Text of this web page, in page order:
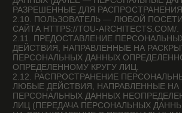
ПРОДОЛЖИТЬ ОБРАБОТКУ ПЕРСОНАЛЬНЫХ ДАННЫХ БЕЗ
СОГЛАСИЯ СУБЪЕКТА ПЕРСОНАЛЬНЫХ ДАННЫХ ПРИ
НАЛИЧИИ ОСНОВАНИЙ, УКАЗАННЫХ В ЗАКОНЕ
О ПЕРСОНАЛЬНЫХ ДАННЫХ;
— САМОСТОЯТЕЛЬНО ОПРЕДЕЛЯТЬ СОСТАВ И ПЕРЕЧЕНЬ
МЕР, НЕОБХОДИМЫХ И ДОСТАТОЧНЫХ ДЛЯ
ОБЕСПЕЧЕНИЯ ВЫПОЛНЕНИЯ ОБЯЗАННОСТЕЙ,
ПРЕДУСМОТРЕННЫХ ЗАКОНОМ О ПЕРСОНАЛЬНЫХ
ДАННЫХ И ПРИНЯТЫМИ В СООТВЕТСТВИИ С НИМ
НОРМАТИВНЫМИ ПРАВОВЫМИ АКТАМИ, ЕСЛИ ИНОЕ
НЕ ПРЕДУСМОТРЕНО ЗАКОНОМ О ПЕРСОНАЛЬНЫХ
ДАННЫХ ИЛИ ДРУГИМИ ФЕДЕРАЛЬНЫМИ ЗАКОНАМИ.
3.2. ОПЕРАТОР ОБЯЗАН:
— ПРЕДОСТАВЛЯТЬ СУБЪЕКТУ ПЕРСОНАЛЬНЫХ ДАННЫХ
ПО ЕГО ПРОСЬБЕ ИНФОРМАЦИЮ, КАСАЮЩУЮСЯ
ОБРАБОТКИ ЕГО ПЕРСОНАЛЬНЫХ ДАННЫХ;